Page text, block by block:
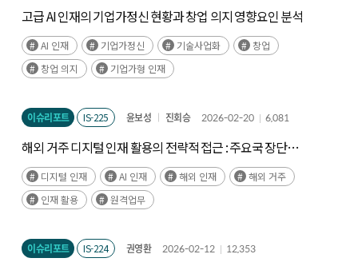
고급 AI 인재의 기업가정신 현황과 창업 의지 영향요인 분석
AI 인재 기업가정신 기술사업화
창업
창업 의지
기업가형 인재
이슈리포트 IS-225 윤보성 진회승 2026-02-20 6,081
해외 거주 디지털 인재 활용의 전략적 접근 : 주요국 장단점
분석을 중심으로
디지털 인재 AI 인재 해외 인재
해외 거주
인재 활용
원격업무
이슈리포트 IS-224 권영환 2026-02-12 12,353